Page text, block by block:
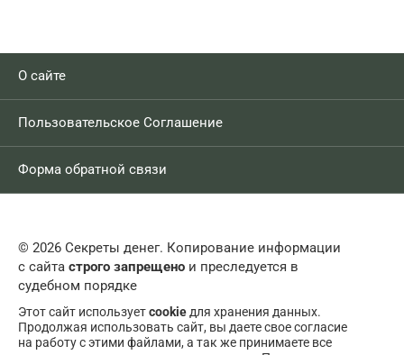
О сайте
Пользовательское Соглашение
Форма обратной связи
© 2026 Секреты денег. Копирование информации
с сайта строго запрещено и преследуется в
судебном порядке
Этот сайт используетcookieдля хранения данных.
Продолжая использовать сайт, вы даете свое согласие
на работу с этими файлами, а так же принимаете все